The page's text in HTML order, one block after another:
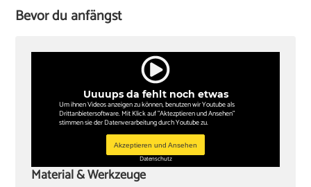
Bevor du anfängst
Uuuups da fehlt noch etwas
Um ihnen Videos anzeigen zu können, benutzen wir Youtube als
Drittanbietersoftware. Mit Klick auf "Aktezptieren und Ansehen"
stimmen sie der Datenverarbeitung durch Youtube zu.
Akzeptieren und Ansehen
Datenschutz
Material & Werkzeuge